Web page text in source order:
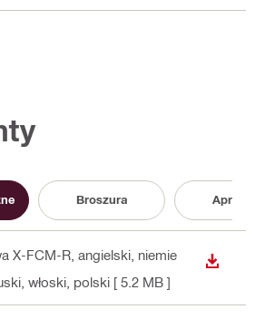
Broszura
X-FCM-R , angielski, niemie
włoski, polski [ 5.2 MB ]